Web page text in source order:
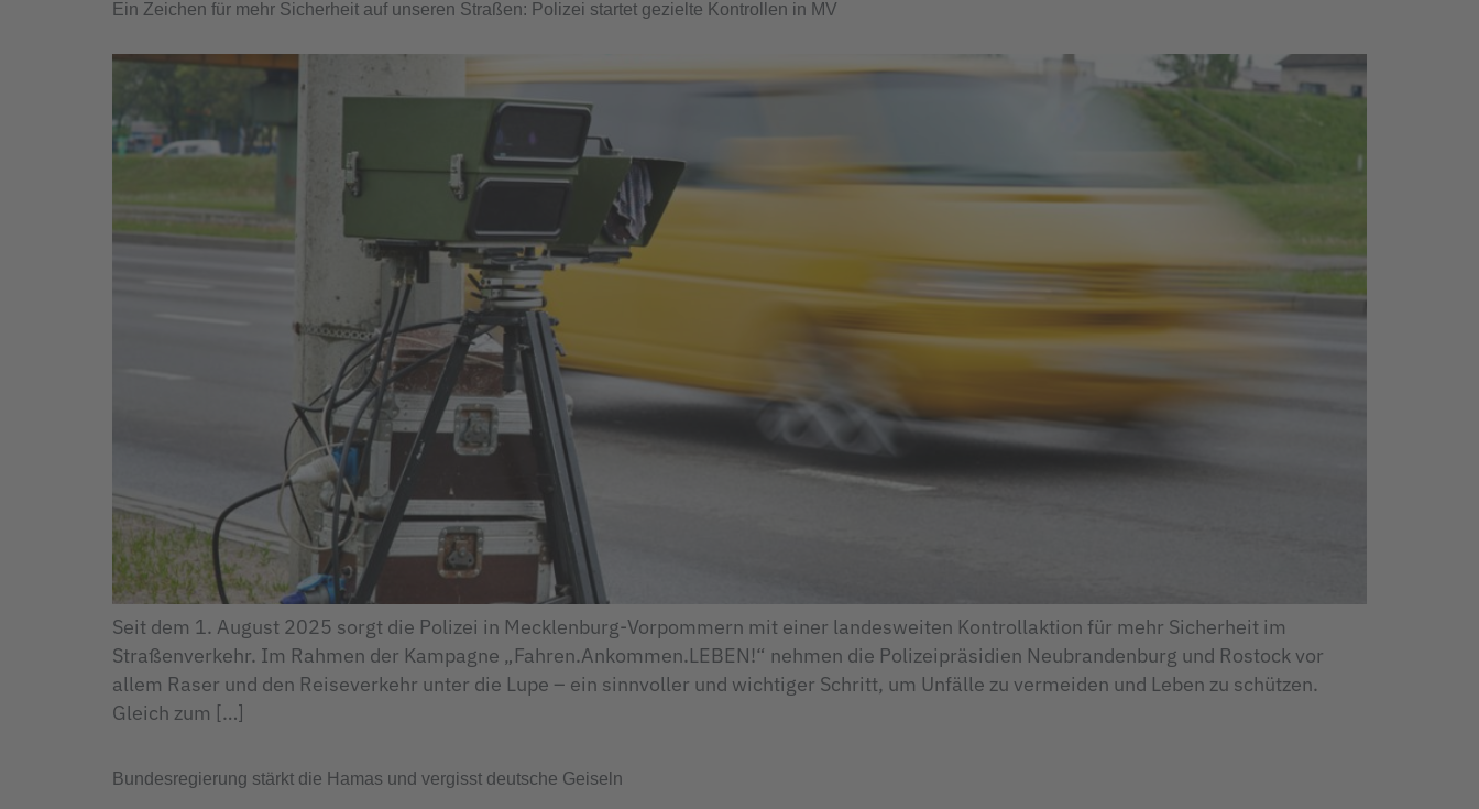
Ein Zeichen für mehr Sicherheit auf unseren Straßen: Polizei startet gezielte Kontrollen in MV
Seit dem 1. August 2025 sorgt die Polizei in Mecklenburg-Vorpommern mit einer landesweiten Kontrollaktion für mehr Sicherheit im
Straßenverkehr. Im Rahmen der Kampagne „Fahren.Ankommen.LEBEN!“ nehmen die Polizeipräsidien Neubrandenburg und Rostock vor
allem Raser und den Reiseverkehr unter die Lupe – ein sinnvoller und wichtiger Schritt, um Unfälle zu vermeiden und Leben zu schützen.
Gleich zum […]
Bundesregierung stärkt die Hamas und vergisst deutsche Geiseln